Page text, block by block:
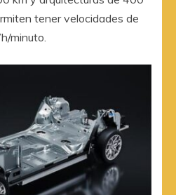
tener velocidades de
minuto.